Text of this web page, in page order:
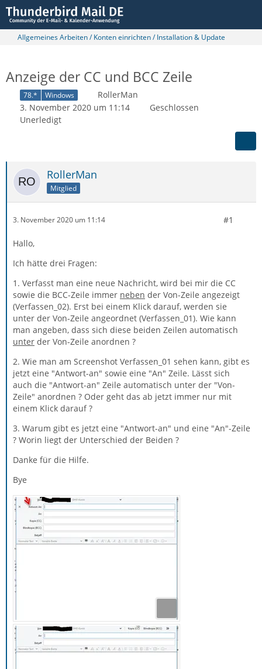
Allgemeines Arbeiten / Konten einrichten / Installation & Update
Anzeige der CC und BCC Zeile
78.* Windows
RollerMan
3. November 2020 um 11:14
Geschlossen
Unerledigt
RollerMan
Mitglied
3. November 2020 um 11:14 #1
Hallo,
Ich hätte drei Fragen:
1. Verfasst man eine neue Nachricht, wird bei mir die CC
sowie die BCC-Zeile immer neben der Von-Zeile angezeigt
(Verfassen_02). Erst bei einem Klick darauf, werden sie
unter der Von-Zeile angeordnet (Verfassen_01). Wie kann
man angeben, dass sich diese beiden Zeilen automatisch
unter der Von-Zeile anordnen ?
2. Wie man am Screenshot Verfassen_01 sehen kann, gibt es
jetzt eine "Antwort-an" sowie eine "An" Zeile. Lässt sich
auch die "Antwort-an" Zeile automatisch unter der "Von-
Zeile" anordnen ? Oder geht das ab jetzt immer nur mit
einem Klick darauf ?
3. Warum gibt es jetzt eine "Antwort-an" und eine "An"-Zeile
? Worin liegt der Unterschied der Beiden ?
Danke für die Hilfe.
Bye